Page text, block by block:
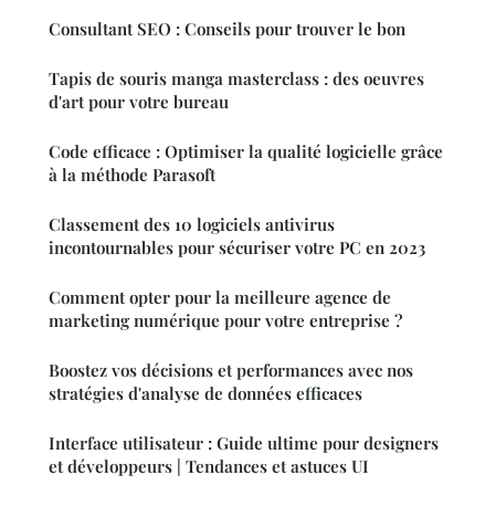
Consultant SEO : Conseils pour trouver le bon
Tapis de souris manga masterclass : des oeuvres
d'art pour votre bureau
Code efficace : Optimiser la qualité logicielle grâce
à la méthode Parasoft
Classement des 10 logiciels antivirus
incontournables pour sécuriser votre PC en 2023
Comment opter pour la meilleure agence de
marketing numérique pour votre entreprise ?
Boostez vos décisions et performances avec nos
stratégies d'analyse de données efficaces
Interface utilisateur : Guide ultime pour designers
et développeurs | Tendances et astuces UI